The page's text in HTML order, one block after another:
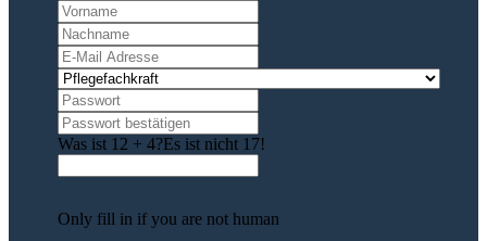
Was ist 12 + 4?Es ist nicht 17!
Only fill in if you are not human